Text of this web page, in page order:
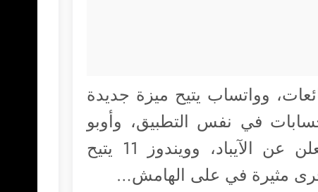
وواتساب يتيح ميزة جديدة
في نفس التطبيق، وأوبو
تروج لأنحف هاتف قابل للطي، وستيف جوبز يعلن عن الآيباد، وويندوز 11 يتيح
مثيرة في على الهامش…